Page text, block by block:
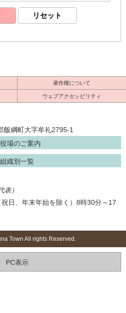
著作権について
ウェブアクセシビリティ
綱町大字牟礼2795-1
場のご案内
組織別一覧
）
日、年末年始を除く）8時30分～17
Town All rights Reserved.
PC表示